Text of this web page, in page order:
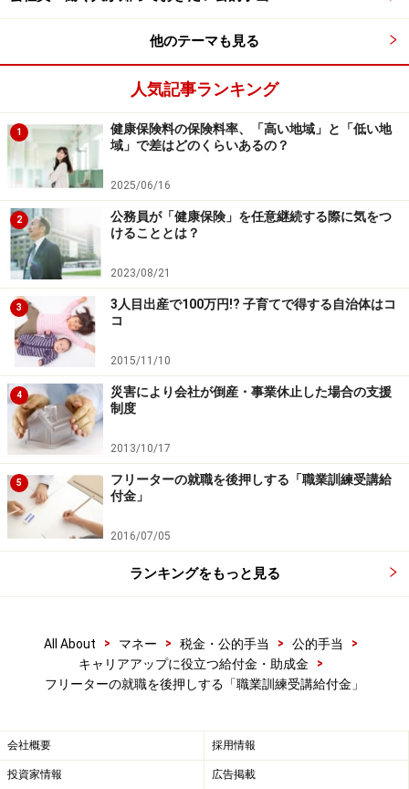
同様の制度としては「教育訓練給付制度」があります
が、これは雇用保険に加入している、もしくは一定期間
加入していた人が対象です。今回ご紹介する「職業訓練
受講給付金」は、たとえば主婦やフリーターのように、
雇用保険に未加入だった人、失業手当を全部受給し終わ
った人で一定要件を満たした人が支給対象になります。
では、次のページ で職業訓練受講給付金の支給額を確認
してみましょう。
※記事内容は執筆時点のものです。最新の内容をご確認くださ
い。
本記事の内容は一般的な情報提供を目的としており、特定の金融
商品や投資行動を推奨するものではありません。
投資や資産運用に関する最終的なご判断はご自身の責任において
行ってください。
掲載情報の正確性・完全性については十分に配慮しております
が、その内容を保証するものではなく、これに基づく損失・損害
などについて当社は一切の責任を負いません。
最新の情報や詳細については、必ず各金融機関やサービス提供者
の公式情報をご確認ください。
他のテーマも見る
人気記事ランキング
1
健康保険料の保険料率、「高い地域」と「低い地
域」で差はどのくらいあるの？
2025/06/16
2
公務員が「健康保険」を任意継続する際に気をつ
けることとは？
2023/08/21
3
3人目出産で100万円!? 子育てで得する自治体はコ
コ
2015/11/10
4
災害により会社が倒産・事業休止した場合の支援
制度
2013/10/17
5
フリーターの就職を後押しする「職業訓練受講給
付金」
2016/07/05
ランキングをもっと見る
All About > マネー > 税金・公的手当 > 公的手当
>
キャリアアップに役立つ給付金・助成金
>
フリーターの就職を後押しする「職業訓練受講給付金」
会社概要 採用情報
投資家情報 広告掲載